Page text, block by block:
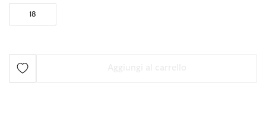
18